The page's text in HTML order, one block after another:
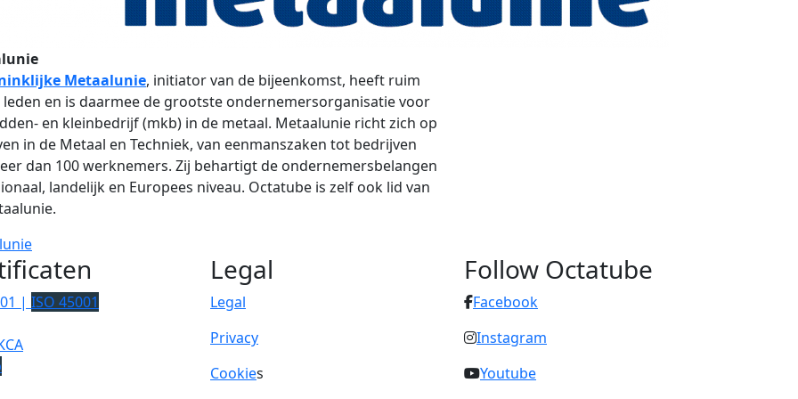
Metaalunie, initiator van de bijeenkomst, heeft ruim
leden en is daarmee de grootste ondernemersorganisatie voor
en kleinbedrijf (mkb) in de metaal. Metaalunie richt zich op
in de Metaal en Techniek, van eenmanszaken tot bedrijven
dan 100 werknemers. Zij behartigt de ondernemersbelangen
landelijk en Europees niveau. Octatube is zelf ook lid van
| ISO 45001
Legal
Legal
Privacy
Cookies
Follow Octatube
Facebook
Instagram
Youtube